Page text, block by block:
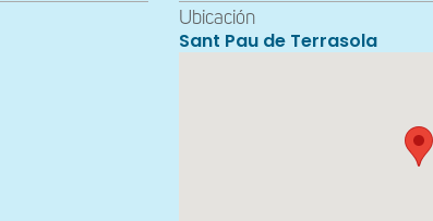
Ubicación
Sant Pau de Terrasola